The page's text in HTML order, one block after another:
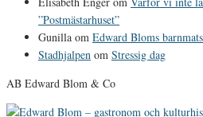
”Postmästarhuset”
Gunilla om Edward Bloms
Stadhjalpen om Stressig dag
AB Edward Blom & Co